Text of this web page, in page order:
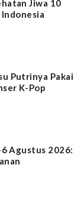
Jiwa 10
Putrinya Pakai
K-Pop
6 Agustus 2026: